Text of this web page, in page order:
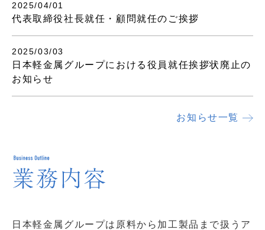
2025/04/01
代表取締役社長就任・顧問就任のご挨拶
2025/03/03
日本軽金属グループにおける役員就任挨拶状廃止の
お知らせ
お知らせ一覧
日本軽金属グループは原料から加工製品まで扱うア